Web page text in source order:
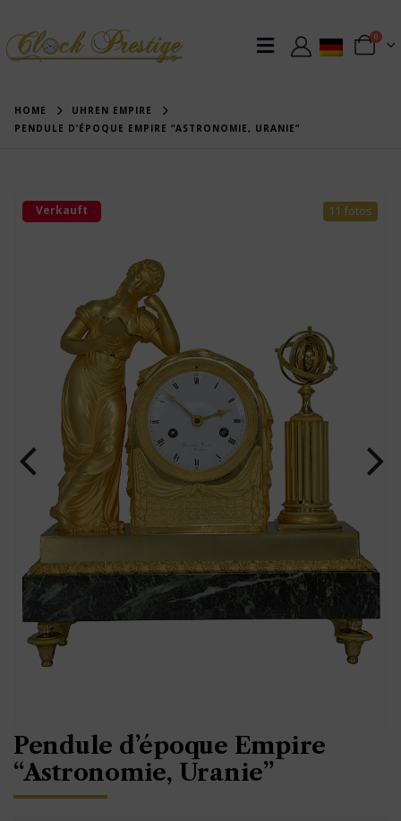
0
HOME
UHREN EMPIRE
PENDULE D’ÉPOQUE EMPIRE “ASTRONOMIE, URANIE”
11 fotos
Verkauft
Pendule d’époque Empire
“Astronomie, Uranie”